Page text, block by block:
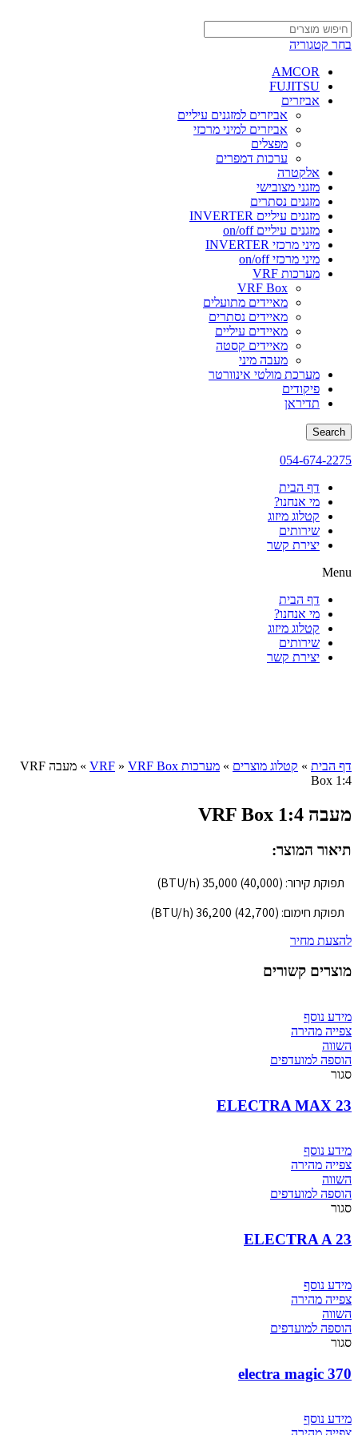
בחר קטגוריה
AMCOR
FUJITSU
אביזרים
אביזרים למזגנים עיליים
אביזרים למיני מרכזי
מפצלים
ערכות דמפרים
אלקטרה
מזגני מצובישי
מזגנים נסתרים
מזגנים עיליים INVERTER
מזגנים עיליים on/off
מיני מרכזי INVERTER
מיני מרכזי on/off
מערכות VRF
VRF Box
מאיידים מתועלים
מאיידים נסתרים
מאיידים עיליים
מאיידים קסטה
מעבה מיני
מערכת מולטי אינוורטר
פיקודים
תדיראן
Search
054-674-2275
דף הבית
מי אנחנו?
קטלוג מיזוג
שירותים
יצירת קשר
Menu
דף הבית
מי אנחנו?
קטלוג מיזוג
שירותים
יצירת קשר
דף הבית » קטלוג מוצרים » מערכות VRF » VRF Box
»
מעבה VRF
Box 1:4
מעבה VRF Box 1:4
תיאור המוצר:
תפוקת קירור: (40,000) 35,000 (BTU/h)
תפוקת חימום: (42,700) 36,200 (BTU/h)
להצעת מחיר
מוצרים קשורים
מידע נוסף
צפייה מהירה
השווה
הוספה למועדפים
סגור
23 ELECTRA MAX
מידע נוסף
צפייה מהירה
השווה
הוספה למועדפים
סגור
ELECTRA A 23
מידע נוסף
צפייה מהירה
השווה
הוספה למועדפים
סגור
370 electra magic
מידע נוסף